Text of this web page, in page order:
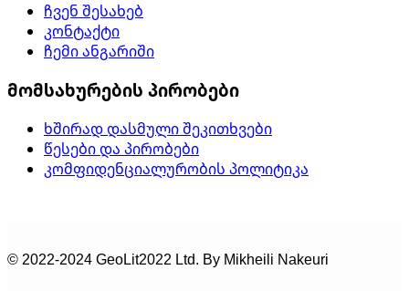
ჩვენ შესახებ
კონტაქტი
ჩემი ანგარიში
მომსახურების პირობები
ხშირად დასმული შეკითხვები
წესები და პირობები
კომფიდენციალურობის პოლიტიკა
© 2022-2024 GeoLit2022 Ltd. By Mikheili Nakeuri